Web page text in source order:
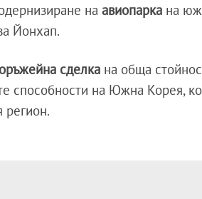
наавиопарка на
Йонхап.
оръжейна сделка на обща
способности на Южна Корея,
регион.